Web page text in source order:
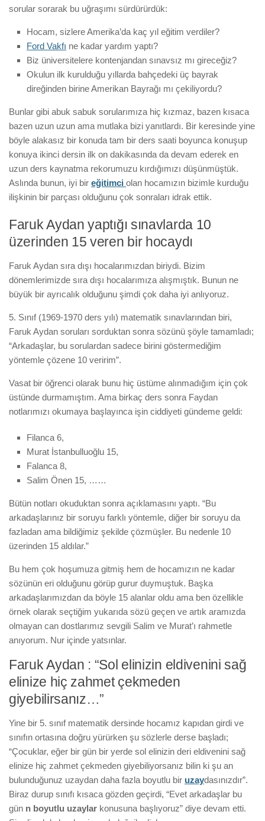
sorular sorarak bu uğraşımı sürdürürdük:
Hocam, sizlere Amerika’da kaç yıl eğitim verdiler?
Ford Vakfı ne kadar yardım yaptı?
Biz üniversitelere kontenjandan sınavsız mı gireceğiz?
Okulun ilk kurulduğu yıllarda bahçedeki üç bayrak
direğinden birine Amerikan Bayrağı mı çekiliyordu?
Bunlar gibi abuk sabuk sorularımıza hiç kızmaz, bazen kısaca
bazen uzun uzun ama mutlaka bizi yanıtlardı. Bir keresinde yine
böyle alakasız bir konuda tam bir ders saati boyunca konuşup
konuya ikinci dersin ilk on dakikasında da devam ederek en
uzun ders kaynatma rekorumuzu kırdığımızı düşünmüştük.
Aslında bunun, iyi bir eğitimci olan hocamızın bizimle kurduğu
ilişkinin bir parçası olduğunu çok sonraları idrak ettik.
Faruk Aydan yaptığı sınavlarda 10
üzerinden 15 veren bir hocaydı
Faruk Aydan sıra dışı hocalarımızdan biriydi. Bizim
dönemlerimizde sıra dışı hocalarımıza alışmıştık. Bunun ne
büyük bir ayrıcalık olduğunu şimdi çok daha iyi anlıyoruz.
5. Sınıf (1969-1970 ders yılı) matematik sınavlarından biri,
Faruk Aydan soruları sorduktan sonra sözünü şöyle tamamladı;
“Arkadaşlar, bu sorulardan sadece birini göstermediğim
yöntemle çözene 10 veririm”.
Vasat bir öğrenci olarak bunu hiç üstüme alınmadığım için çok
üstünde durmamıştım. Ama birkaç ders sonra Faydan
notlarımızı okumaya başlayınca işin ciddiyeti gündeme geldi:
Filanca 6,
Murat İstanbulluoğlu 15,
Falanca 8,
Salim Önen 15, ……
Bütün notları okuduktan sonra açıklamasını yaptı. “Bu
arkadaşlarınız bir soruyu farklı yöntemle, diğer bir soruyu da
fazladan ama bildiğimiz şekilde çözmüşler. Bu nedenle 10
üzerinden 15 aldılar.”
Bu hem çok hoşumuza gitmiş hem de hocamızın ne kadar
sözünün eri olduğunu görüp gurur duymuştuk. Başka
arkadaşlarımızdan da böyle 15 alanlar oldu ama ben özellikle
örnek olarak seçtiğim yukarıda sözü geçen ve artık aramızda
olmayan can dostlarımız sevgili Salim ve Murat’ı rahmetle
anıyorum. Nur içinde yatsınlar.
Faruk Aydan : “Sol elinizin eldivenini sağ
elinize hiç zahmet çekmeden
giyebilirsanız…”
Yine bir 5. sınıf matematik dersinde hocamız kapıdan girdi ve
sınıfın ortasına doğru yürürken şu sözlerle derse başladı;
“Çocuklar, eğer bir gün bir yerde sol elinizin deri eldivenini sağ
elinize hiç zahmet çekmeden giyebiliyorsanız bilin ki şu an
bulunduğunuz uzaydan daha fazla boyutlu bir uzaydasınızdır”.
Biraz durup sınıfı kısaca gözden geçirdi, “Evet arkadaşlar bu
gün n boyutlu uzaylar konusuna başlıyoruz” diye devam etti.